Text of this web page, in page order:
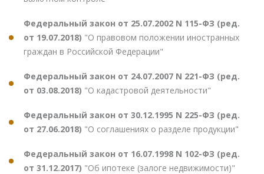
Федеральный закон от 25.07.2002 N 115-ФЗ (ред.
от 19.07.2018) "О правовом положении иностранных
граждан в Российской Федерации"
Федеральный закон от 24.07.2007 N 221-ФЗ (ред.
от 03.08.2018) "О кадастровой деятельности"
Федеральный закон от 30.12.1995 N 225-ФЗ (ред.
от 27.06.2018) "О соглашениях о разделе продукции"
Федеральный закон от 16.07.1998 N 102-ФЗ (ред.
от 31.12.2017) "Об ипотеке (залоге недвижимости)"